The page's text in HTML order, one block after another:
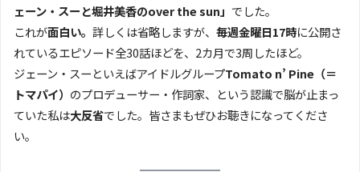
ェーン・スーと堀井美香のover the sun」 でした。
これが面白い。 詳しくは省略しますが、 毎週金曜日17時に公開さ
れているエピソード全30話ほどを、2カ月で3周したほど。
ジェーン・スーといえばアイドルグループTomato n’ Pine（＝
トマパイ） のプロデューサー・作詞家、という認識で脳が止まっ
ていた私は大反省でした。皆さまもぜひお聴きになってくださ
い。